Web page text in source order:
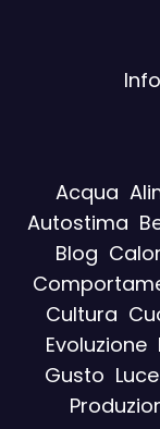
Acqua
Autostima
Blog
Cultura
Evoluzione
Gusto Luce